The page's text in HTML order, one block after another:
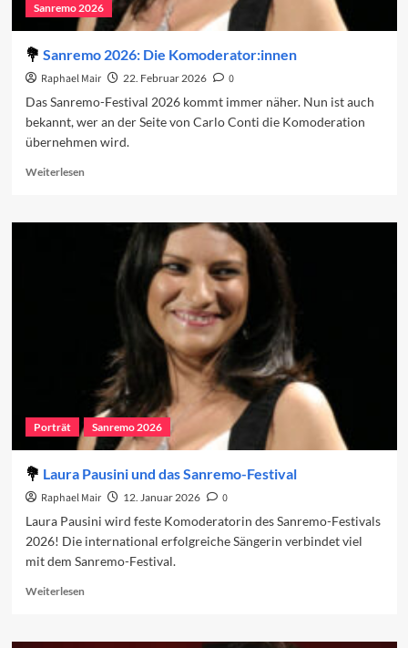
Sanremo 2026
Sanremo 2026: Die Komoderator:innen
Raphael Mair 22. Februar 2026
0
Das Sanremo-Festival 2026 kommt immer näher. Nun ist auch
bekannt, wer an der Seite von Carlo Conti die Komoderation
übernehmen wird.
WeiterlesenRead
Sanremo
Komoderator:innen
Porträt Sanremo 2026
Laura Pausini und das Sanremo-Festival
Raphael Mair 12. Januar 2026
0
Laura Pausini wird feste Komoderatorin des Sanremo-Festivals
2026! Die international erfolgreiche Sängerin verbindet viel
mit dem Sanremo-Festival.
WeiterlesenRead
Laura